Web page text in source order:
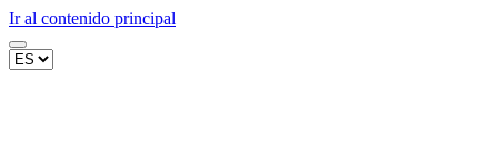
Ir al contenido principal